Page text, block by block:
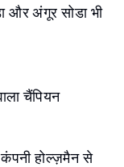
और अंगूर सोडा भी
चैंपियन
होल्ज़मैन से